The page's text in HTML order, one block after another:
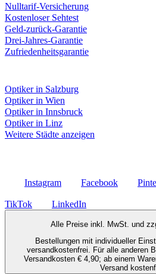
Nulltarif-Versicherung
Kostenloser Sehtest
Geld-zurück-Garantie
Drei-Jahres-Garantie
Zufriedenheitsgarantie
Optiker in Salzburg
Optiker in Wien
Optiker in Innsbruck
Optiker in Linz
Weitere Städte anzeigen
Instagram Facebook
TikTok LinkedIn
Alle Preise inkl. MwSt. und
Bestellungen mit individueller
versandkostenfrei. Für alle anderen
Versandkosten € 4,90; ab einem
Versand